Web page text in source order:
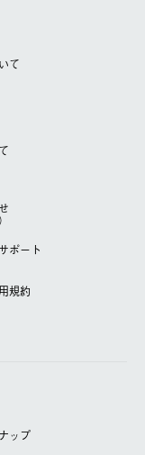
て
ポート
規約
ップ